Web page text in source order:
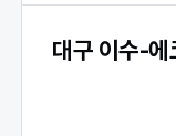
대구 이수-